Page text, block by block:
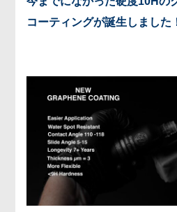
コーティングが誕生しました